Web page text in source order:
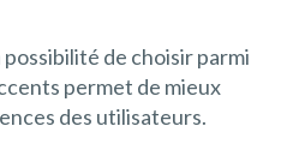
possibilité de choisir parmi
permet de mieux
des utilisateurs.